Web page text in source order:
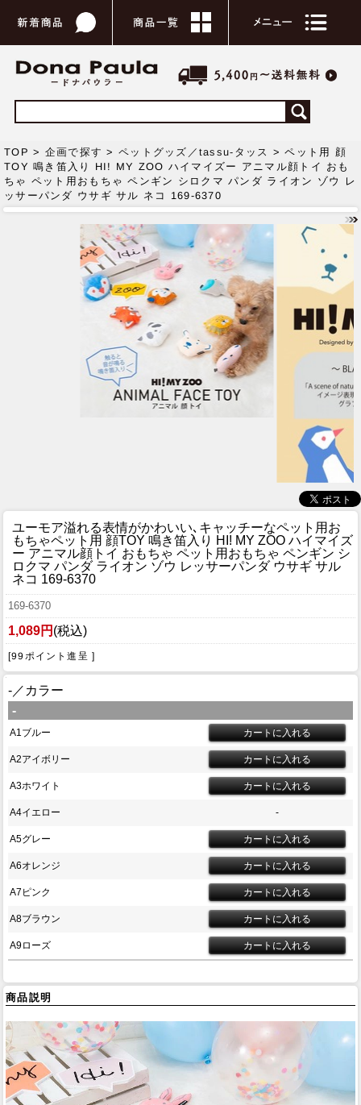
TOP > 企画で探す > ペットグッズ／tassu-タッス > ペット用 顔
TOY 鳴き笛入り HI! MY ZOO ハイマイズー アニマル顔トイ おも
ちゃ ペット用おもちゃ ペンギン シロクマ パンダ ライオン ゾウ レ
ッサーパンダ ウサギ サル ネコ 169-6370
ユーモア溢れる表情がかわいい､キャッチーなペット用お
もちゃペット用 顔TOY 鳴き笛入り HI! MY ZOO ハイマイズ
ー アニマル顔トイ おもちゃ ペット用おもちゃ ペンギン シ
ロクマ パンダ ライオン ゾウ レッサーパンダ ウサギ サル
ネコ 169-6370
169-6370
1,089円 (税込)
[99ポイント進呈 ]
-／カラー
-
A1ブルー
A2アイボリー
A3ホワイト
A4イエロー -
A5グレー
A6オレンジ
A7ピンク
A8ブラウン
A9ローズ
商品説明